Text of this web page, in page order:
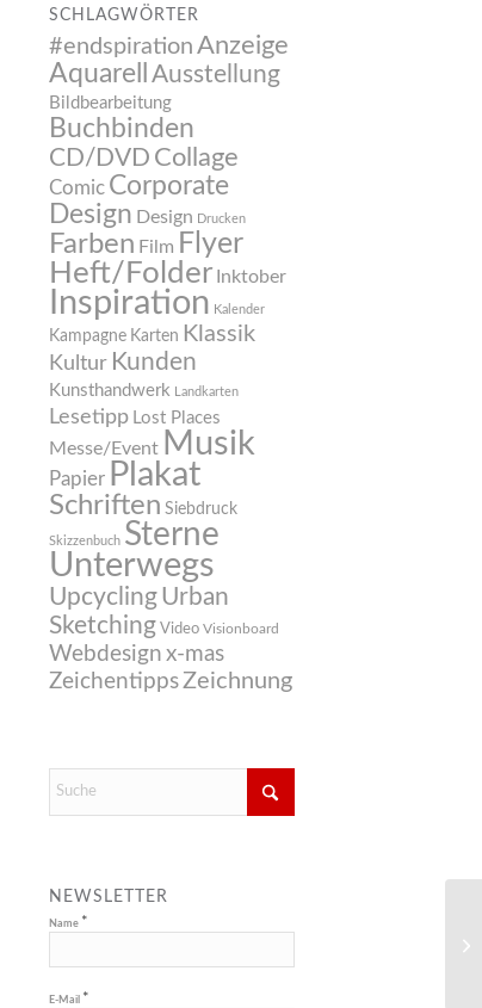
SCHLAGWÖRTER
#endspiration Anzeige
Aquarell
Ausstellung
Bildbearbeitung
Buchbinden
CD/DVD Collage
Comic Corporate
Design Design Drucken
Farben Film Flyer
Heft/Folder Inktober
Inspiration Kalender
Kampagne Karten Klassik
Kultur Kunden
Kunsthandwerk Landkarten
Lesetipp Lost Places
Messe/Event Musik
Papier Plakat
Schriften Siebdruck
Skizzenbuch Sterne
Unterwegs
Upcycling Urban
Sketching Video Visionboard
Webdesign x-mas
ZeichentippsZeichnung
NEWSLETTER
Name *
E-Mail *